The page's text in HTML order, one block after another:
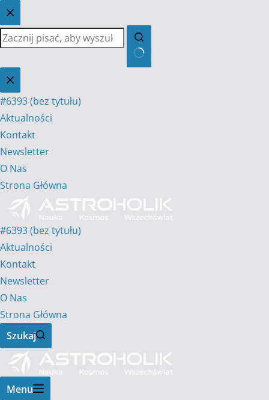
Przejdź
do
treści
Brak
wyników
#6393 (bez tytułu)
Aktualności
Kontakt
Newsletter
O Nas
Strona Główna
#6393 (bez tytułu)
Aktualności
Kontakt
Newsletter
O Nas
Strona Główna
Szukaj
Menu